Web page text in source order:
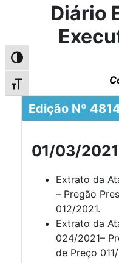
Alternar alto contraste
Alternar tamanho da
Diário
Edição Nº
01/03/
Extrato da
– Pregão
012/2021.
Extrato da
024/2021–
de Preço